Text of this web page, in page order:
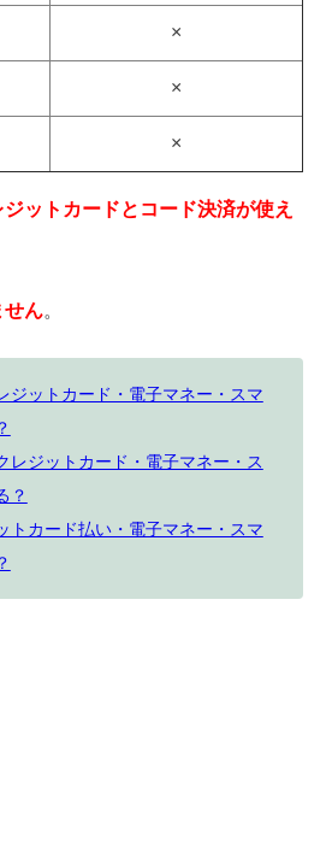
×
×
×
ジットカードとコード決済が使え
せん。
ジットカード・電子マネー・スマ
レジットカード・電子マネー・ス
？
トカード払い・電子マネー・スマ